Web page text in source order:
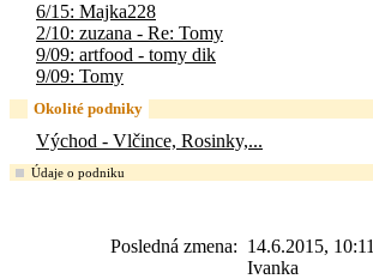
6/15: Majka228
2/10: zuzana - Re: Tomy
9/09: artfood - tomy dik
9/09: Tomy
Okolité podniky
Východ - Vlčince, Rosinky,...
Údaje o podniku
Posledná zmena: 14.6.2015, 10:11
Ivanka